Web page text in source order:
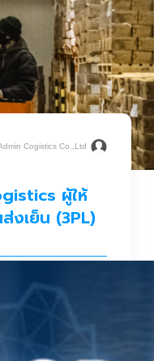
Cogistics Co.,Ltd
ผู้ให้
งเย็น (3PL)